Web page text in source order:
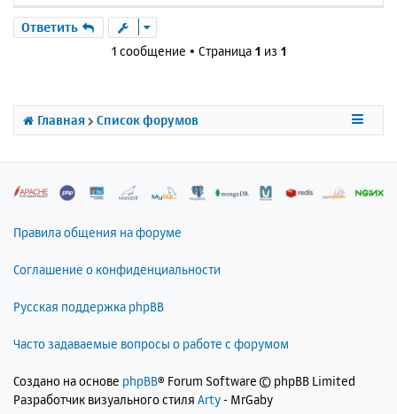
е
с
н
ч
Ответить
1 сообщение • Страница 1 из 1
Главная Список форумов
Правила общения на форуме
Соглашение о конфиденциальности
Русская поддержка phpBB
Часто задаваемые вопросы о работе с форумом
Создано на основе phpBB® Forum Software © phpBB Limited
Разработчик визуального стиля Arty- MrGaby